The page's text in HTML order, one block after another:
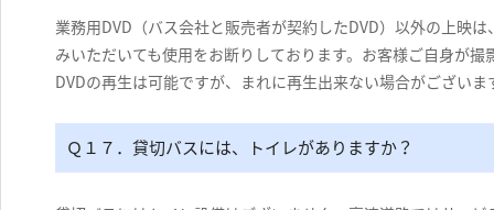
業務用DVD（バス会社と販売者が契約したDVD）以外の上映
みいただいても使用をお断りしております。お客様ご自身が
DVDの再生は可能ですが、まれに再生出来ない場合がござい
Ｑ１７．貸切バスには、トイレがありますか？